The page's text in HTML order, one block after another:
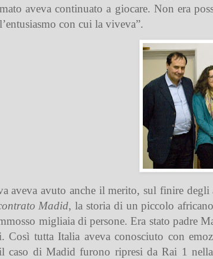
aveva continuato a giocare. Non era
con cui la viveva”.
aveva avuto anche il merito, sul finire
Madid, la storia di un piccolo
migliaia di persone. Era stato padre
Così tutta Italia aveva conosciuto con
caso di Madid furono ripresi da Rai 1 nella